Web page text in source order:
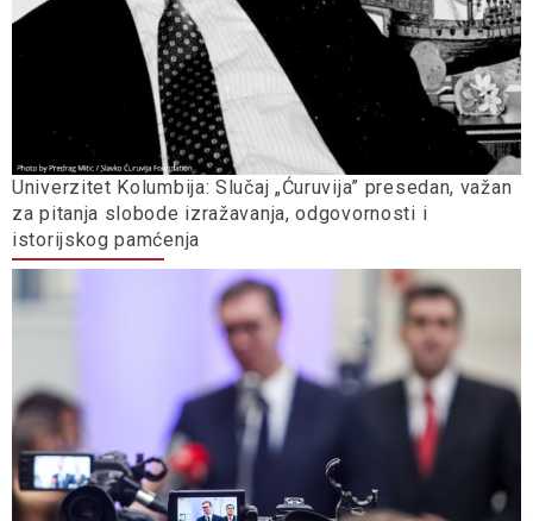
Univerzitet Kolumbija: Slučaj „Ćuruvija” presedan, važan
za pitanja slobode izražavanja, odgovornosti i
istorijskog pamćenja